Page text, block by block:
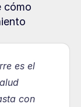
cómo
es el
con